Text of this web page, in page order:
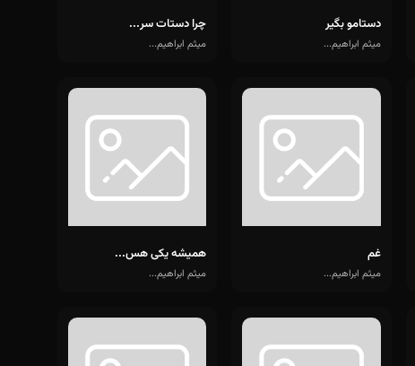
دستامو بگیر
میثم ابراهیم...
چرا دستات سر...
میثم ابراهیم...
غم
میثم ابراهیم...
همیشه یکی هس...
میثم ابراهیم...